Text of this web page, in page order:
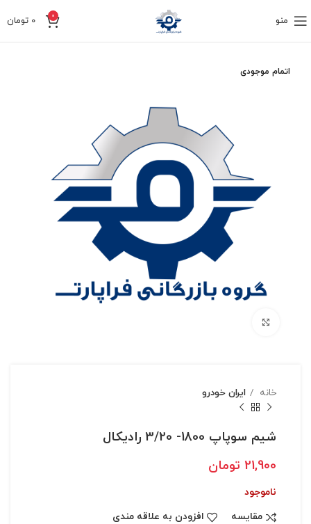
منو 0
0 تومان
اتمام موجودی
خانه ايران خودرو
شیم سوپاپ 1800- 3/20 رادیکال
21,900 تومان
ناموجود
مقایسه
افزودن به علاقه مندی